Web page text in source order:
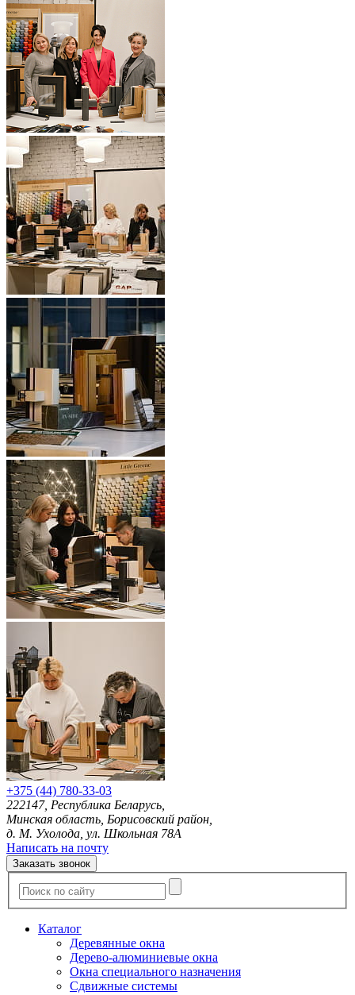
+375 (44) 780-33-03
222147, Республика Беларусь,
Минская область, Борисовский район,
д. М. Ухолода, ул. Школьная 78А
Написать на почту
Заказать звонок
Каталог
Деревянные окна
Дерево-алюминиевые окна
Окна специального назначения
Сдвижные системы